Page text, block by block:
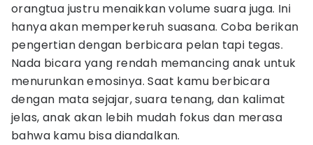
orangtua justru menaikkan volume suara juga. Ini
hanya akan memperkeruh suasana. Coba berikan
pengertian dengan berbicara pelan tapi tegas.
Nada bicara yang rendah memancing anak untuk
menurunkan emosinya. Saat kamu berbicara
dengan mata sejajar, suara tenang, dan kalimat
jelas, anak akan lebih mudah fokus dan merasa
bahwa kamu bisa diandalkan.